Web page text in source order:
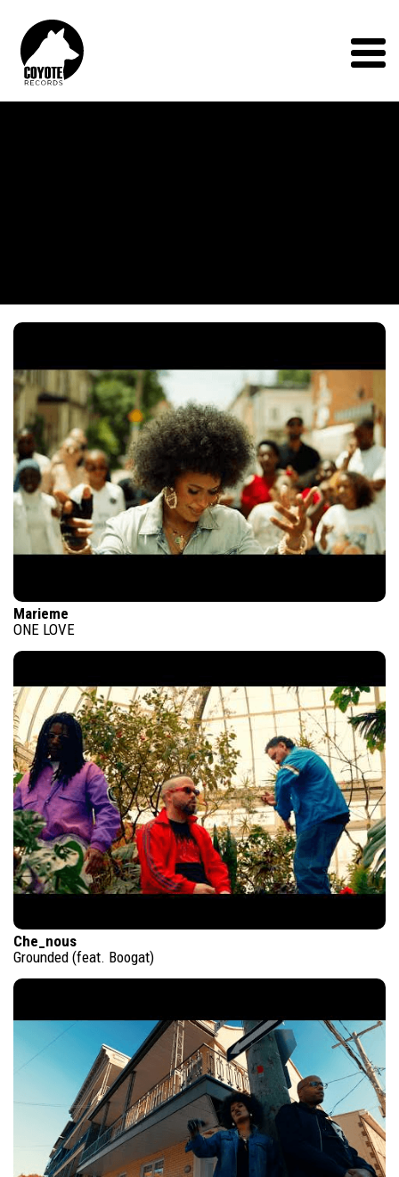
Records
Menu
Marieme
ONE LOVE
Che_nous
Grounded (feat. Boogat)